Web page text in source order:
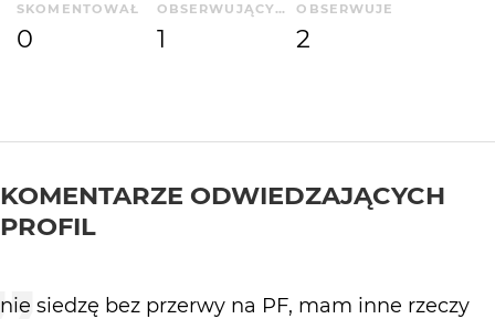
SKOMENTOWAŁ
0
OBSERWUJĄCYCH
1
OBSERWUJE
2
KOMENTARZE ODWIEDZAJĄCYCH
PROFIL
nie siedzę bez przerwy na PF, mam inne rzeczy